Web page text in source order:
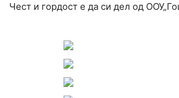
Чест и гордост е да си дел од